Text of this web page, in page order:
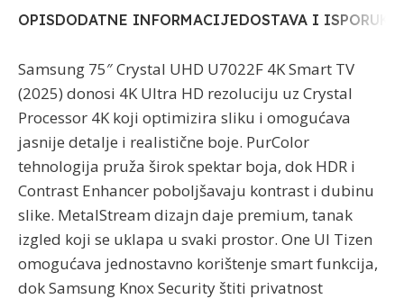
OPISDODATNE INFORMACIJEDOSTAVA I ISPORUKA
Samsung 75″ Crystal UHD U7022F 4K Smart TV
(2025) donosi 4K Ultra HD rezoluciju uz Crystal
Processor 4K koji optimizira sliku i omogućava
jasnije detalje i realistične boje. PurColor
tehnologija pruža širok spektar boja, dok HDR i
Contrast Enhancer poboljšavaju kontrast i dubinu
slike. MetalStream dizajn daje premium, tanak
izgled koji se uklapa u svaki prostor. One UI Tizen
omogućava jednostavno korištenje smart funkcija,
dok Samsung Knox Security štiti privatnost